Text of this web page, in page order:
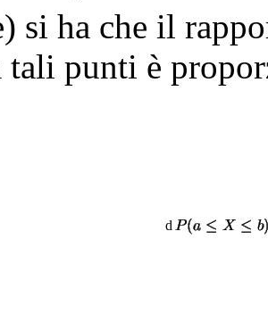
si ha che il
tali punti è
d